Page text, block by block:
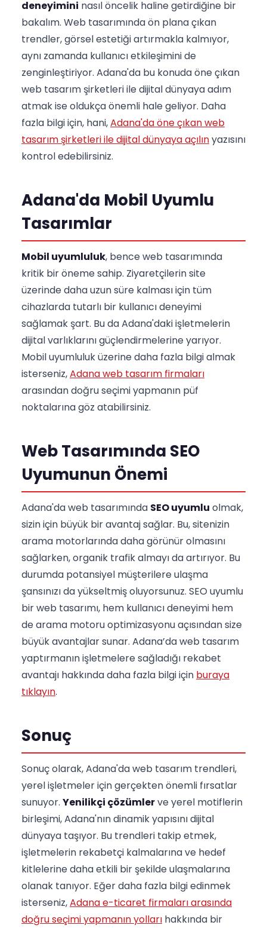
deneyimini nasıl öncelik haline getirdiğine bir
bakalım. Web tasarımında ön plana çıkan
trendler, görsel estetiği artırmakla kalmıyor,
aynı zamanda kullanıcı etkileşimini de
zenginleştiriyor. Adana'da bu konuda öne çıkan
web tasarım şirketleri ile dijital dünyaya adım
atmak ise oldukça önemli hale geliyor. Daha
fazla bilgi için, hani,Adana'da öne çıkan web
tasarım şirketleri ile dijital dünyaya açılınyazısını
kontrol edebilirsiniz.
Adana'da Mobil Uyumlu
Tasarımlar
Mobil uyumluluk, bence web tasarımında
kritik bir öneme sahip. Ziyaretçilerin site
üzerinde daha uzun süre kalması için tüm
cihazlarda tutarlı bir kullanıcı deneyimi
sağlamak şart. Bu da Adana'daki işletmelerin
dijital varlıklarını güçlendirmelerine yarıyor.
Mobil uyumluluk üzerine daha fazla bilgi almak
isterseniz,Adana web tasarım firmaları
arasından doğru seçimi yapmanın püf
noktalarına göz atabilirsiniz.
Web Tasarımında SEO
Uyumunun Önemi
Adana'da web tasarımında SEO uyumlu olmak,
sizin için büyük bir avantaj sağlar. Bu, sitenizin
arama motorlarında daha görünür olmasını
sağlarken, organik trafik almayı da artırıyor. Bu
durumda potansiyel müşterilere ulaşma
şansınızı da yükseltmiş oluyorsunuz. SEO uyumlu
bir web tasarımı, hem kullanıcı deneyimi hem
de arama motoru optimizasyonu açısından size
büyük avantajlar sunar. Adana’da web tasarım
yaptırmanın işletmelere sağladığı rekabet
avantajı hakkında daha fazla bilgi için buraya
tıklayın.
Sonuç
Sonuç olarak, Adana'da web tasarım trendleri,
yerel işletmeler için gerçekten önemli fırsatlar
sunuyor. Yenilikçi çözümlerve yerel motiflerin
birleşimi, Adana'nın dinamik yapısını dijital
dünyaya taşıyor. Bu trendleri takip etmek,
işletmelerin rekabetçi kalmalarına ve hedef
kitlelerine daha etkili bir şekilde ulaşmalarına
olanak tanıyor. Eğer daha fazla bilgi edinmek
isterseniz,Adana e-ticaret firmaları arasında
doğru seçimi yapmanın yolları hakkında bir